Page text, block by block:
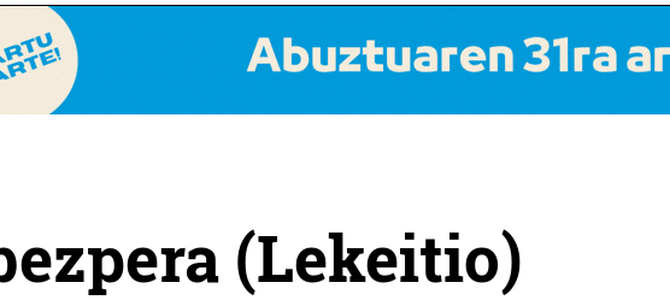
(Lekeitio)